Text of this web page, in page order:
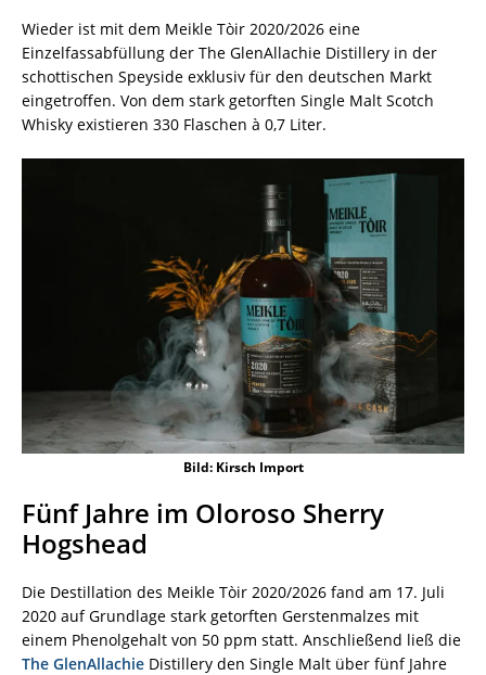
Wieder ist mit dem Meikle Tòir 2020/2026 eine
Einzelfassabfüllung der The GlenAllachie Distillery in der
schottischen Speyside exklusiv für den deutschen Markt
eingetroffen. Von dem stark getorften Single Malt Scotch
Whisky existieren 330 Flaschen à 0,7 Liter.
Bild: Kirsch Import
Fünf Jahre im Oloroso Sherry
Hogshead
Die Destillation des Meikle Tòir 2020/2026 fand am 17. Juli
2020 auf Grundlage stark getorften Gerstenmalzes mit
einem Phenolgehalt von 50 ppm statt. Anschließend ließ die
The GlenAllachie Distillery den Single Malt über fünf Jahre